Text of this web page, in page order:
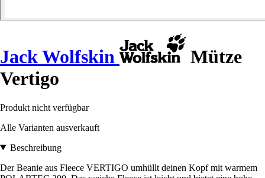
Jack Wolfskin
Mütze
Vertigo
Produkt nicht verfügbar
Alle Varianten ausverkauft
Beschreibung
Der Beanie aus Fleece VERTIGO umhüllt deinen Kopf mit warmem